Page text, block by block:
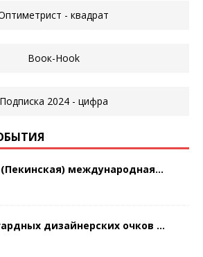
международная...
дизайнерских очков ...